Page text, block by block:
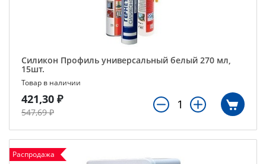
Силикон Профиль универсальный белый 270 мл,
15шт.
Товар в наличии
421,30 ₽
547,69 ₽
Распродажа